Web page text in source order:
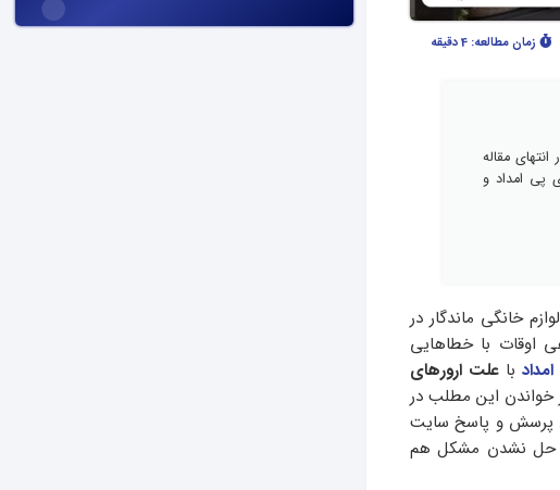
زمان مطالعه: 4 دقیقه
مقاله
پی امداد و
خانگی ماندگار در
اوقات با خطاهایی
با علت ارورهای
خواندن این مطلب در
پرسش و پاسخ سایت
حل نشدن مشکل هم